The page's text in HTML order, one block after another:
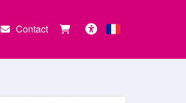
Contact
Français